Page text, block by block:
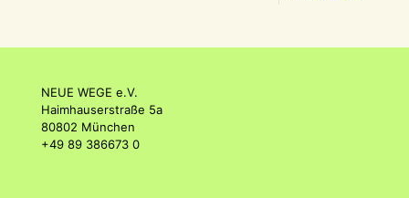
NEUE WEGE e.V.
Haimhauserstraße 5a
80802 München
+49 89 386673 0